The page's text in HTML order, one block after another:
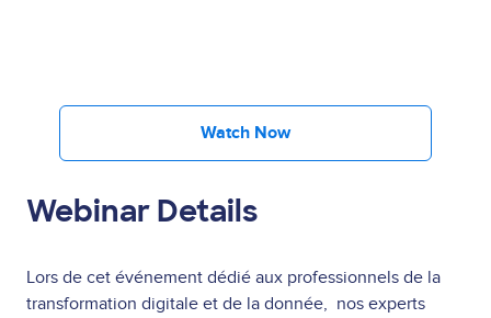
Watch Now
Webinar Details
Lors de cet événement dédié aux professionnels de la
transformation digitale et de la donnée, nos experts